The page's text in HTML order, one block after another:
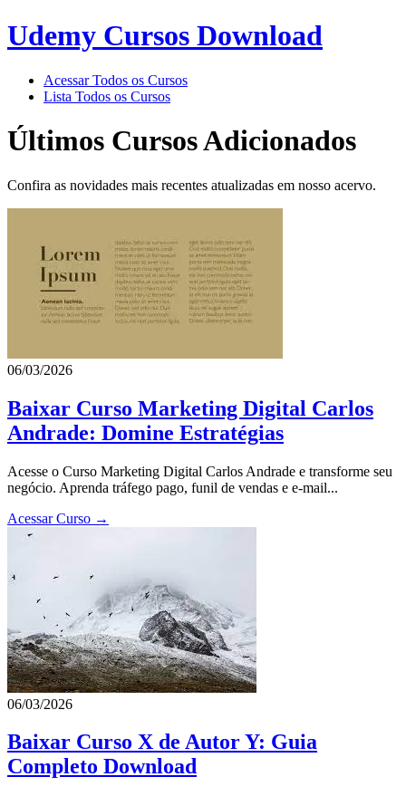
Udemy Cursos Download
Acessar Todos os Cursos
Lista Todos os Cursos
Últimos Cursos Adicionados
Confira as novidades mais recentes atualizadas em nosso acervo.
06/03/2026
Baixar Curso Marketing Digital Carlos
Andrade: Domine Estratégias
Acesse o Curso Marketing Digital Carlos Andrade e transforme seu
negócio. Aprenda tráfego pago, funil de vendas e e-mail...
Acessar Curso →
06/03/2026
Baixar Curso X de Autor Y: Guia
Completo Download